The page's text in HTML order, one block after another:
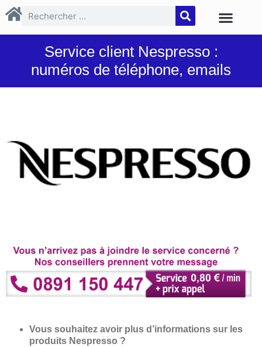
Service client Nespresso :
numéros de téléphone, emails
Vous souhaitez avoir plus d’informations sur les
produits Nespresso ?